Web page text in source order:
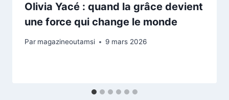
Olivia Yacé : quand la grâce devient
une force qui change le monde
Par magazineoutamsi 9 mars 2026